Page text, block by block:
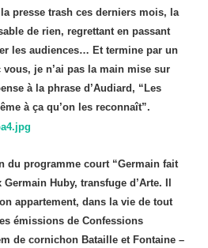
presse trash ces derniers mois, la
de rien, regrettant en passant
les audiences… Et termine par un
vous, je n’ai pas la main mise sur
à la phrase d’Audiard, “Les
à ça qu’on les reconnaît”.
du programme court “Germain fait
Huby, transfuge d’Arte. Il
appartement, dans la vie de tout
émissions de Confessions
de cornichon Bataille et Fontaine –